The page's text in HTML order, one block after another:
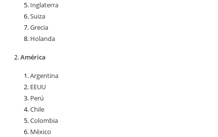
Inglaterra
Suiza
Grecia
Holanda
América
Argentina
EEUU
Perú
Chile
Colombia
México